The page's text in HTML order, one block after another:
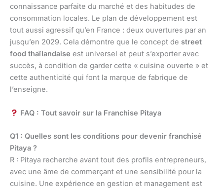
connaissance parfaite du marché et des habitudes de
consommation locales. Le plan de développement est
tout aussi agressif qu’en France : deux ouvertures par an
jusqu’en 2029. Cela démontre que le concept de street
food thaïlandaise est universel et peut s’exporter avec
succès, à condition de garder cette « cuisine ouverte » et
cette authenticité qui font la marque de fabrique de
l’enseigne.
FAQ : Tout savoir sur la Franchise Pitaya
Q1 : Quelles sont les conditions pour devenir franchisé
Pitaya ?
R : Pitaya recherche avant tout des profils entrepreneurs,
avec une âme de commerçant et une sensibilité pour la
cuisine. Une expérience en gestion et management est